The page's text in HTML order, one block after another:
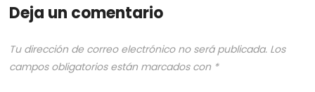
Deja un comentario
Tu dirección de correo electrónico no será publicada. Los
campos obligatorios están marcados con *